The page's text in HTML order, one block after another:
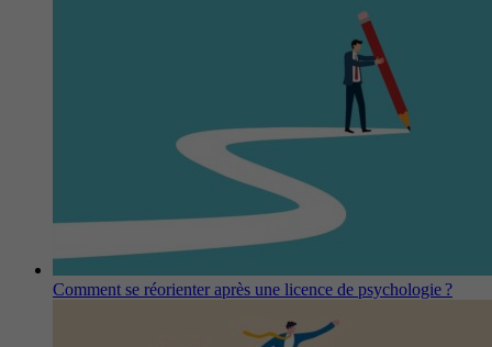
Comment se réorienter après une licence de psychologie ?